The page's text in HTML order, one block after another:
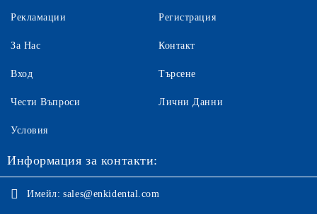
Рекламации
За Нас
Вход
Чести Въпроси
Регистрация
Контакт
Търсене
Лични Данни
Условия
Информация за контакти:
Имейл: sales@enkidental.com